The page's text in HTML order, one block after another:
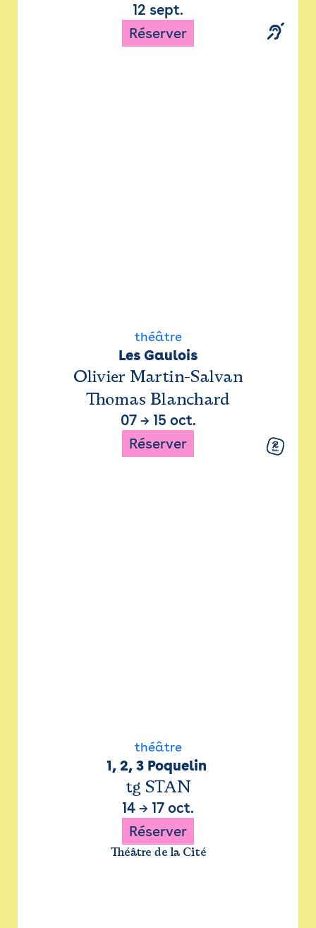
12 sept.
Réserver
théâtre
Les Gaulois
Olivier Martin-Salvan
Thomas Blanchard
07→ 15 oct.
Réserver
théâtre
1, 2, 3 Poquelin
tg STAN
14 → 17 oct.
Réserver
Théâtre de la Cité